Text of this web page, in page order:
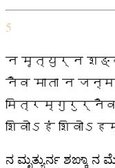
5
न मृत्युर्न शङ्का
नैव माता न
मित्रम्गुरुर्नैव
शिवोऽहं
ನ ಮೃತ್ಯುರ್ನ ಶಙ್ಕಾ ನ